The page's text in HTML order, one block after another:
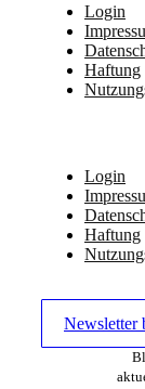
Login
Haftung
Login
Haftung
Newsletter